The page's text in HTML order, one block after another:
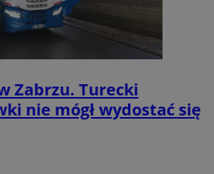
Zabrzu. Turecki
nie mógł wydostać się